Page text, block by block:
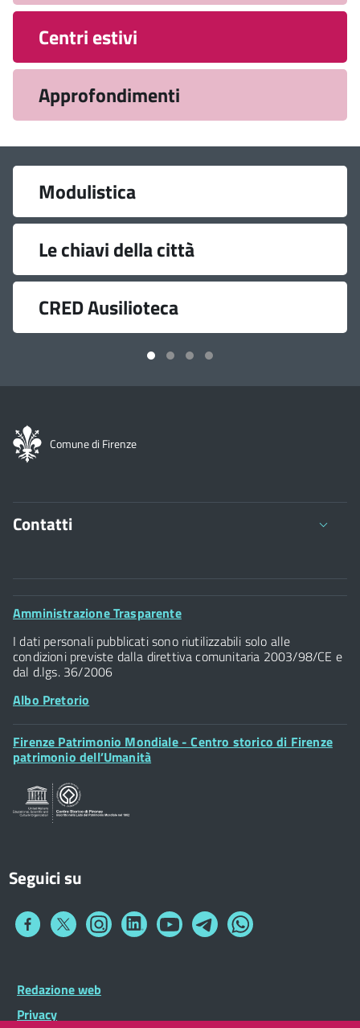
Centri estivi
Approfondimenti
Link
utili
Modulistica
Le chiavi della città
CRED Ausilioteca
Comune di Firenze
Contatti
Comune di Firenze
Palazzo Vecchio
Piazza della Signoria - 50122, Firenze
Posta Elettronica Certificata
Footer
Amministrazione Trasparente
I dati personali pubblicati sono riutilizzabili solo alle
condizioni previste dalla direttiva comunitaria 2003/98/CE e
dal d.lgs. 36/2006
Albo Pretorio
Footer
Widget
Firenze Patrimonio Mondiale - Centro storico di Firenze
patrimonio dell’Umanità
Seguici su
Collegamento
Collegamento
a
Collegamento
a
Collegamento
a
Collegamento
a
Collegamento
a
Collegamento
a
Widget
Footer
menu
Redazione web
Privacy